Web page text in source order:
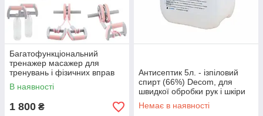
Багатофункціональний
тренажер масажер для
тренувань і фізичних вправ
14 в 1 колесо для преса
В наявності
1 800 ₴
Антисептик 5л. - ізпіловий
спирт (66%) Decom, для
швидкої обробки рук і шкіри
Немає в наявності